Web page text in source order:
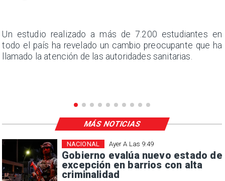
Un estudio realizado a más de 7.200 estudiantes en
todo el país ha revelado un cambio preocupante que ha
llamado la atención de las autoridades sanitarias.
Ayer A Las 9:49
Gobierno evalúa nuevo estado de
excepción en barrios con alta
criminalidad
NACIONAL
MÁS NOTICIAS